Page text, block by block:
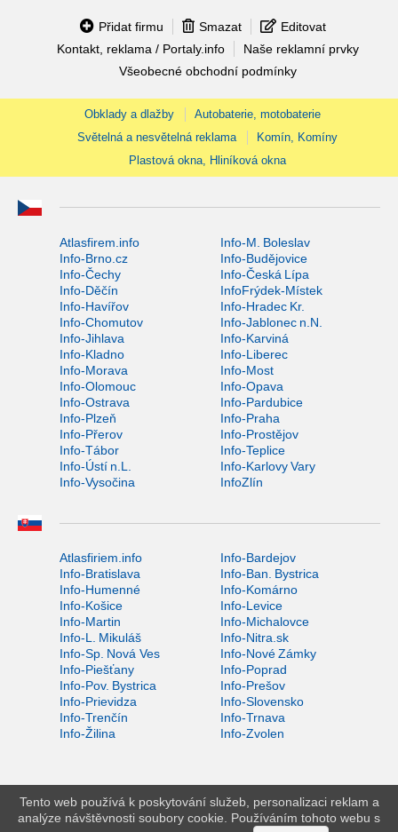
Přidat firmu Smazat
Editovat
Kontakt, reklama / Portaly.info
Naše reklamní prvky
Všeobecné obchodní podmínky
Obklady a dlažby
Autobaterie, motobaterie
Světelná a nesvětelná reklama
Komín, Komíny
Plastová okna, Hliníková okna
Atlasfirem.info
Info-M. Boleslav
Info-Brno.cz
Info-Budějovice
Info-Čechy
Info-Česká Lípa
Info-Děčín
InfoFrýdek-Místek
Info-Havířov
Info-Hradec Kr.
Info-Chomutov
Info-Jablonec n.N.
Info-Jihlava
Info-Karviná
Info-Kladno
Info-Liberec
Info-Morava
Info-Most
Info-Olomouc
Info-Opava
Info-Ostrava
Info-Pardubice
Info-Plzeň
Info-Praha
Info-Přerov
Info-Prostějov
Info-Tábor
Info-Teplice
Info-Ústí n.L.
Info-Karlovy Vary
Info-Vysočina
InfoZlín
Atlasfiriem.info
Info-Bardejov
Info-Bratislava
Info-Ban. Bystrica
Info-Humenné
Info-Komárno
Info-Košice
Info-Levice
Info-Martin
Info-Michalovce
Info-L. Mikuláš
Info-Nitra.sk
Info-Sp. Nová Ves
Info-Nové Zámky
Info-Piešťany
Info-Poprad
Info-Pov. Bystrica
Info-Prešov
Info-Prievidza
Info-Slovensko
Info-Trenčín
Info-Trnava
Info-Žilina
Info-Zvolen
Tento web používá k poskytování služeb, personalizaci reklam a
analýze návštěvnosti soubory cookie. Používáním tohoto webu s